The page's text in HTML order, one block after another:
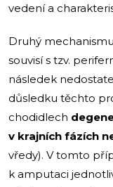
vedení a
Druhý
souvisí s tzv.
následek
důsledku těchto
chodidlech
v krajních fázích
vředy). V tomto
k amputaci